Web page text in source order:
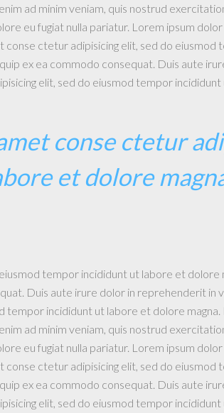
ad minim veniam, quis nostrud
eu fugiat nulla pariatur. Lorem ipsum
ctetur adipisicing elit, sed do
ex ea commodo consequat. Duis aute
elit, sed do eiusmod tempor incididunt
conse ctetur
et dolore
tempor incididunt ut labore et dolore
Duis aute irure dolor in reprehenderit
incididunt ut labore et dolore
ad minim veniam, quis nostrud
eu fugiat nulla pariatur. Lorem ipsum
ctetur adipisicing elit, sed do
ex ea commodo consequat. Duis aute
elit, sed do eiusmod tempor incididunt